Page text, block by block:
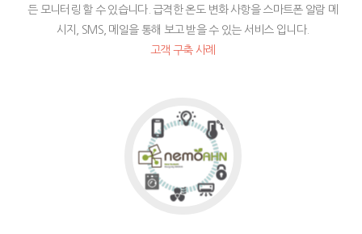
서
비
스
든 모니터링 할 수 있습니다. 급격한 온도 변화 사항을 스마트폰 알람 메
시지, SMS, 메일을 통해 보고 받을 수 있는 서비스 입니다.
고객 구축 사례
Go
네
안